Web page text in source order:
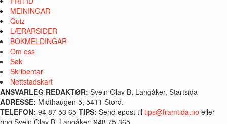
MEININGAR
Quiz
LÆRARSIDER
BOKMELDINGAR
Om oss
Søk
Skribentar
Nettstadskart
ANSVARLEG REDAKTØR: Svein Olav B. Langåker, Startsida
ADRESSE: Midthaugen 5, 5411 Stord.
TELEFON: 94 87 53 65 TIPS: Send epost til tips@framtida.no eller
ring Svein Olav B. Langåker: 948 75 365